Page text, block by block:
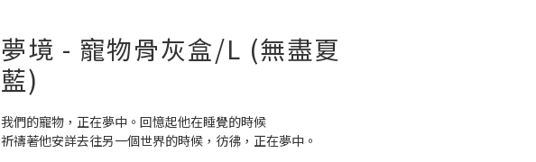
夢境 - 寵物骨灰盒/L (無盡夏
藍)
我們的寵物，正在夢中。回憶起他在睡覺的時候
祈禱著他安詳去往另一個世界的時候，彷彿，正在夢中。